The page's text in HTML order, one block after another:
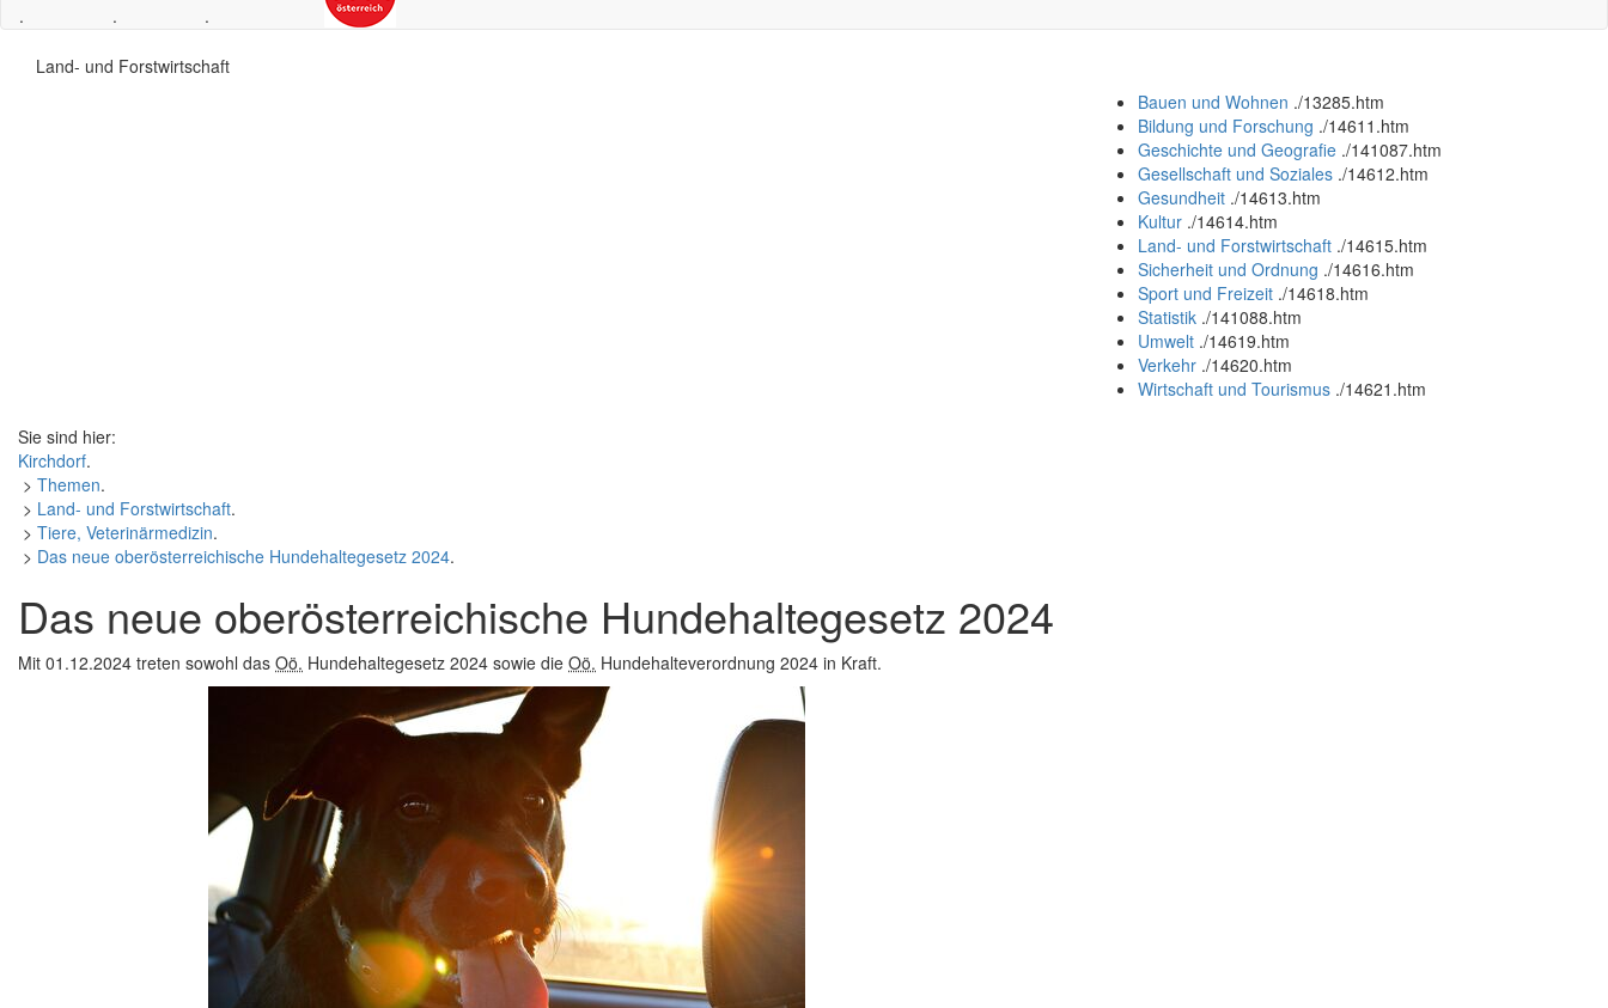
.
.
.
Land- und Forstwirtschaft
Bauen und Wohnen ./13285.htm
Bildung und Forschung ./14611.htm
Geschichte und Geografie ./141087.htm
Gesellschaft und Soziales ./14612.htm
Gesundheit ./14613.htm
Kultur ./14614.htm
Land- und Forstwirtschaft ./14615.htm
Sicherheit und Ordnung ./14616.htm
Sport und Freizeit ./14618.htm
Statistik ./141088.htm
Umwelt ./14619.htm
Verkehr ./14620.htm
Wirtschaft und Tourismus ./14621.htm
Sie sind hier:
Kirchdorf.
> Themen.
> Land- und Forstwirtschaft.
> Tiere, Veterinärmedizin.
> Das neue oberösterreichische Hundehaltegesetz 2024.
Das neue oberösterreichische Hundehaltegesetz 2024
Mit 01.12.2024 treten sowohl das Oö. Hundehaltegesetz 2024 sowie die Oö. Hundehalteverordnung 2024 in Kraft.